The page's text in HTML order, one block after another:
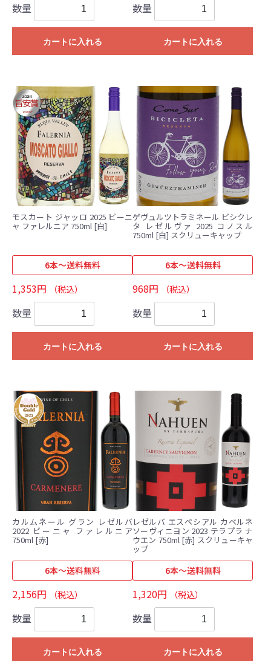
数量
カートに入れる
数量
カートに入れる
モスカート ジャッロ 2025 ビーニ
ャ ファレルニア 750ml [白]
6本～送料無料
1,353円 （税込）
数量
カートに入れる
ゲヴュルツトラミネール ビシクレ
タ レゼルヴァ 2025 コノスル
750ml [白] スクリューキャップ
6本～送料無料
968円 （税込）
数量
カートに入れる
カルムネール グラン レゼルバ
2022 ビーニャ ファレルニア
750ml [赤]
6本～送料無料
2,156円 （税込）
数量
カートに入れる
レゼルバ エスペシアル カベルネ
ソーヴィニヨン 2023 テラプラ ナ
ウエン 750ml [赤] スクリューキャ
ップ
6本～送料無料
1,320円 （税込）
数量
カートに入れる